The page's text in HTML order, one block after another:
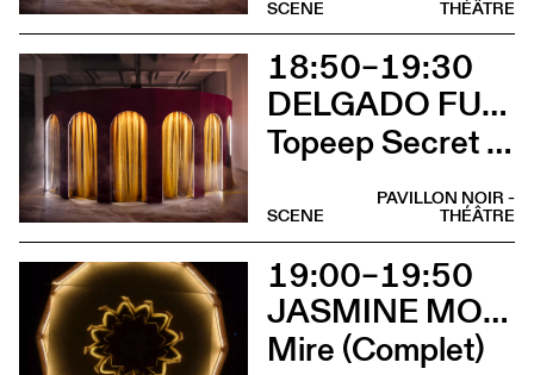
THÉÂTRE
SCENE
18:50–19:30
DELGADO FUCHS
Topeep Secret Box (Complet)
PAVILLON NOIR -
THÉÂTRE
SCENE
19:00–19:50
JASMINE MORAND
Mire (Complet)